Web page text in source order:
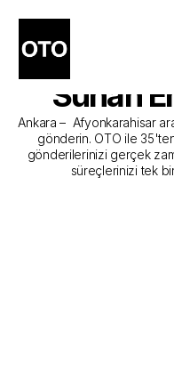
Ankara -
Kargo
Sunan
Ankara –  Afyonkarahisar
gönderin. OTO ile 35'ten
gönderilerinizi gerçek
süreçlerinizi tek